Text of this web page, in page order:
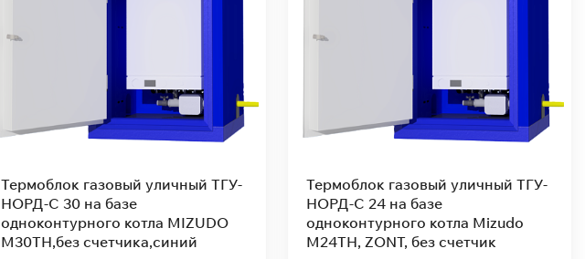
Термоблок газовый уличный ТГУ-
НОРД-С 24 на базе
двухконтурного котла MIZUDO
M24T, без счётчика газа, цвет:
Термоблок газовый уличный ТГУ-
НОРД-С 24 на базе
двухконтурного котла Arderia
D24, без счетчика газа